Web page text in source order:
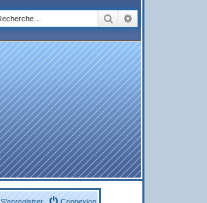
Rechercher